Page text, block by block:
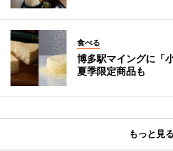
食べる
博多駅マイングに「
夏季限定商品も
もっと見る